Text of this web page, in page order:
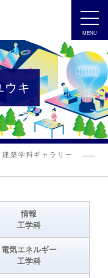
MENU
ウキ
建築学科ギャラリー
情報
工学科
電気エネルギー
工学科